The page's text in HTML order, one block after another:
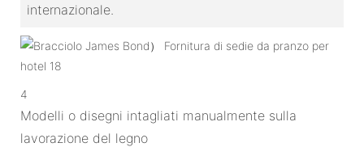
internazionale.
4
Modelli o disegni intagliati manualmente sulla
lavorazione del legno